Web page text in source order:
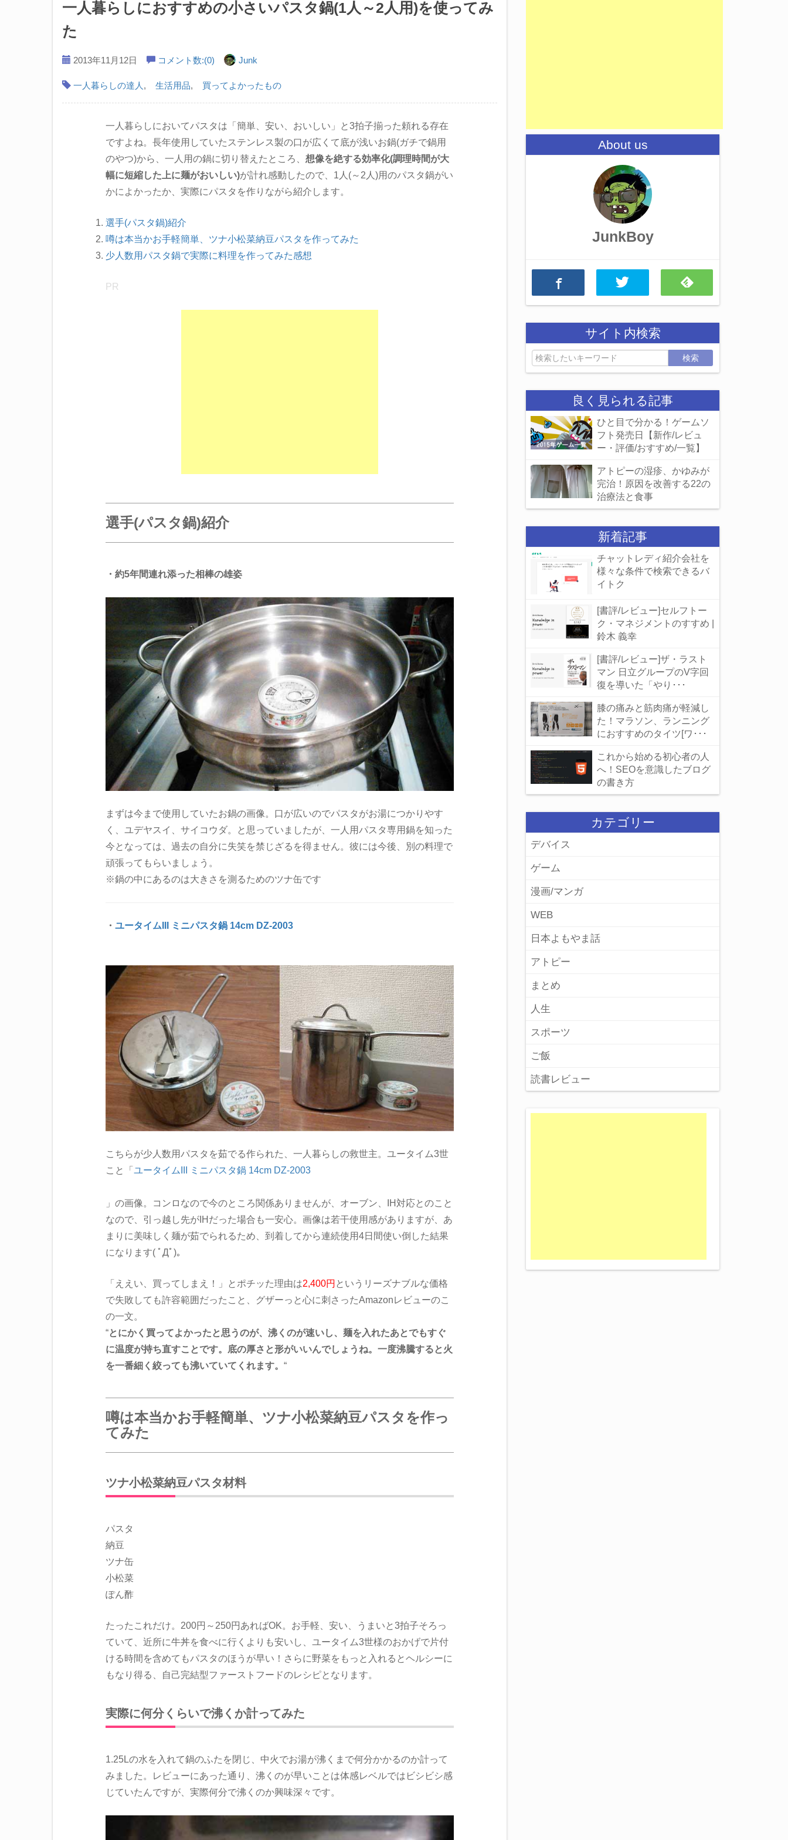
一人暮らしにおすすめの小さいパスタ鍋(1人～2人用)を使ってみ
た
2013年11月12日 コメント数:(0) Junk
一人暮らしの達人 , 生活用品, 買ってよかったもの
一人暮らしにおいてパスタは「簡単、安い、おいしい」と3拍子揃った頼れる存在
ですよね。長年使用していたステンレス製の口が広くて底が浅いお鍋(ガチで鍋用
のやつ)から、一人用の鍋に切り替えたところ、想像を絶する効率化(調理時間が大
幅に短縮した上に麺がおいしい)が計れ感動したので、1人(～2人)用のパスタ鍋がい
かによかったか、実際にパスタを作りながら紹介します。
選手(パスタ鍋)紹介
噂は本当かお手軽簡単、ツナ小松菜納豆パスタを作ってみた
少人数用パスタ鍋で実際に料理を作ってみた感想
PR
選手(パスタ鍋)紹介
・約5年間連れ添った相棒の雄姿
まずは今まで使用していたお鍋の画像。口が広いのでパスタがお湯につかりやす
く、ユデヤスイ、サイコウダ。と思っていましたが、一人用パスタ専用鍋を知った
今となっては、過去の自分に失笑を禁じざるを得ません。彼には今後、別の料理で
頑張ってもらいましょう。
※鍋の中にあるのは大きさを測るためのツナ缶です
・ユータイムIII ミニパスタ鍋 14cm DZ-2003
こちらが少人数用パスタを茹でる作られた、一人暮らしの救世主。ユータイム3世
こと「ユータイムIII ミニパスタ鍋 14cm DZ-2003
」の画像。コンロなので今のところ関係ありませんが、オーブン、IH対応とのこと
なので、引っ越し先がIHだった場合も一安心。画像は若干使用感がありますが、あ
まりに美味しく麺が茹でられるため、到着してから連続使用4日間使い倒した結果
になります( ﾟДﾟ)。
「ええい、買ってしまえ！」とポチッた理由は2,400円 というリーズナブルな価格
で失敗しても許容範囲だったこと、グザーっと心に刺さったAmazonレビューのこ
の一文。
“とにかく買ってよかったと思うのが、沸くのが速いし、麺を入れたあとでもすぐ
に温度が持ち直すことです。底の厚さと形がいいんでしょうね。一度沸騰すると火
を一番細く絞っても沸いていてくれます。“
噂は本当かお手軽簡単、ツナ小松菜納豆パスタを作っ
てみた
ツナ小松菜納豆パスタ材料
パスタ
納豆
ツナ缶
小松菜
ぽん酢
たったこれだけ。200円～250円あればOK。お手軽、安い、うまいと3拍子そろっ
ていて、近所に牛丼を食べに行くよりも安いし、ユータイム3世様のおかげで片付
ける時間を含めてもパスタのほうが早い！さらに野菜をもっと入れるとヘルシーに
もなり得る、自己完結型ファーストフードのレシピとなります。
実際に何分くらいで沸くか計ってみた
1.25Lの水を入れて鍋のふたを閉じ、中火でお湯が沸くまで何分かかるのか計って
みました。レビューにあった通り、沸くのが早いことは体感レベルではビシビシ感
じていたんですが、実際何分で沸くのか興味深々です。
About us
JunkBoy
サイト内検索
検索
良く見られる記事
ひと目で分かる！ゲームソ
フト発売日【新作/レビュ
ー・評価/おすすめ/一覧】
アトピーの湿疹、かゆみが
完治！原因を改善する22の
治療法と食事
新着記事
チャットレディ紹介会社を
様々な条件で検索できるバ
イトク
[書評/レビュー]セルフトー
ク・マネジメントのすすめ |
鈴木 義幸
[書評/レビュー]ザ・ラスト
マン 日立グループのV字回
復を導いた「やり･･･
膝の痛みと筋肉痛が軽減し
た！マラソン、ランニング
におすすめのタイツ[ワ･･･
これから始める初心者の人
へ！SEOを意識したブログ
の書き方
カテゴリー
デバイス
ゲーム
漫画/マンガ
WEB
日本よもやま話
アトピー
まとめ
人生
スポーツ
ご飯
読書レビュー